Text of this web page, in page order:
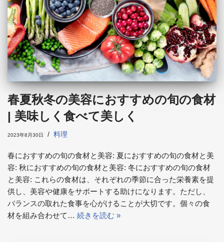
春夏秋冬の美容におすすめの旬の食材
| 美味しく食べて美しく
2023年8月30日 料理
春におすすめの旬の食材と美容: 夏におすすめの旬の食材と美
容: 秋におすすめの旬の食材と美容: 冬におすすめの旬の食材
と美容: これらの食材は、それぞれの季節に合った栄養素を提
供し、美容や健康をサポートする助けになります。ただし、
バランスの取れた食事を心がけることが大切です。個々の食
材を組み合わせて… 続きを読む »